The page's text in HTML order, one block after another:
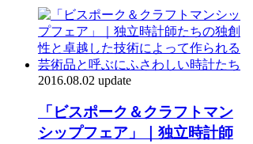
2016.08.02 update
「ビスポーク＆クラフトマン
シップフェア」｜独立時計師